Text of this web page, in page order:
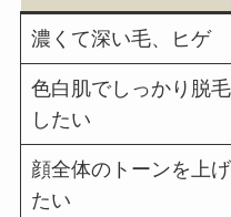
濃くて深い毛、ヒゲ
色白肌でしっかり脱毛
したい
顔全体のトーンを上げ
たい